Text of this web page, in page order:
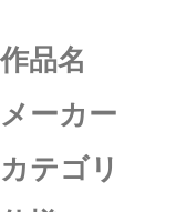
作品名
メーカー
カテゴリ